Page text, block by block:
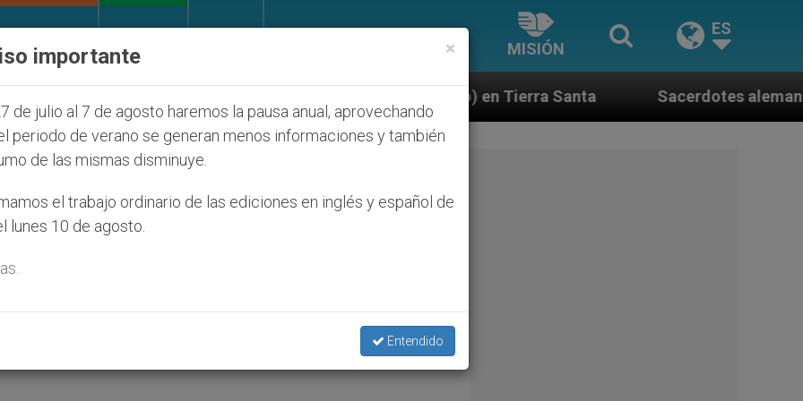
MISIÓN
ES
judíos que afecta a cristianos (y no sólo) en Tierra Santa Sacerdotes alemanes fieles al Papa
desafío de la misión
Papa
obispos de la República Democrática del
×
importante
de julio al 7 de agosto haremos la pausa anual, aprovechando
periodo de verano se generan menos informaciones y también
de las mismas disminuye.
el trabajo ordinario de las ediciones en inglés y español de
lunes 10 de agosto.
Entendido